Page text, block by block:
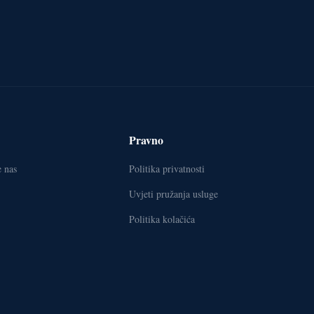
nas
Pravno
Politika privatnosti
Uvjeti pružanja usluge
Politika kolačića